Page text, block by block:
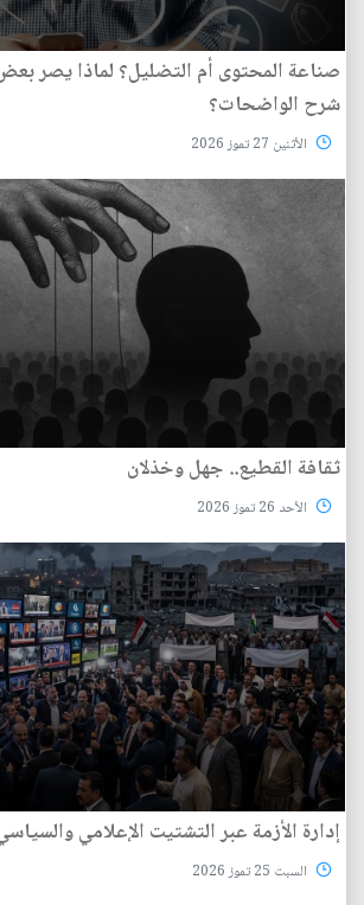
صناعة المحتوى أم التضليل؟ لماذا يصر
شرح الواضحات؟
الأثنين 27 تموز 2026
ثقافة القطيع.. جهل وخذلان
الأحد 26 تموز 2026
إدارة الأزمة عبر التشتيت الإعلامي
السبت 25 تموز 2026